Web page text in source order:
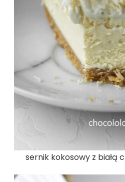
sernik kokosowy z białą